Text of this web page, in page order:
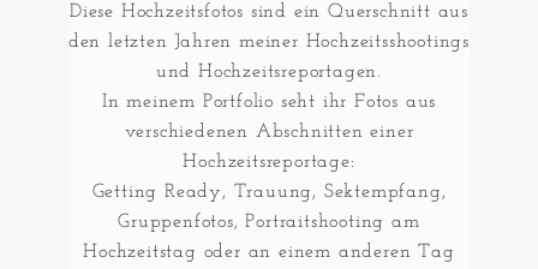
Diese Hochzeitsfotos sind ein Querschnitt aus
den letzten Jahren meiner Hochzeitsshootings
und Hochzeitsreportagen.
In meinem Portfolio seht ihr Fotos aus
verschiedenen Abschnitten einer
Hochzeitsreportage:
Getting Ready, Trauung, Sektempfang,
Gruppenfotos, Portraitshooting am
Hochzeitstag oder an einem anderen Tag